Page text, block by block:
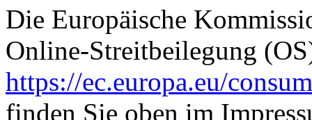
Die Europäische
Online-Streitbeilegung
https://ec.europa.eu/
finden Sie oben im